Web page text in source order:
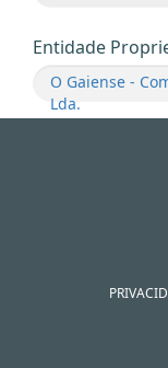
Entidade
O Gaiense -
Lda.